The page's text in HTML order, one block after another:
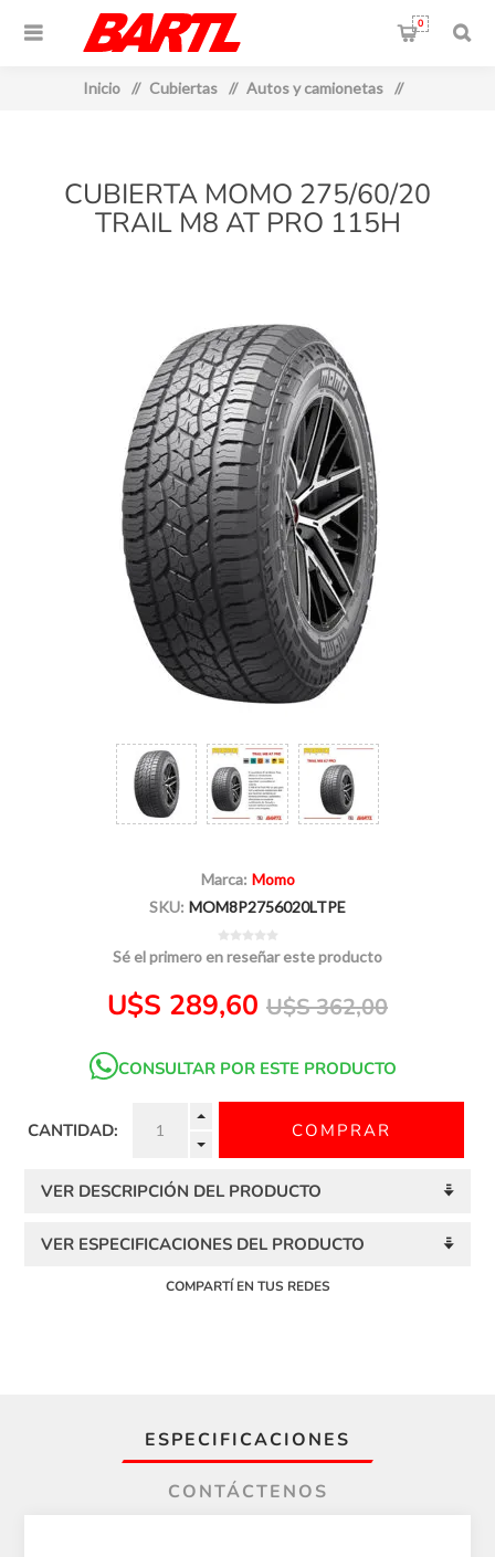
0
Inicio / Cubiertas / Autos y camionetas /
CUBIERTA MOMO 275/60/20
TRAIL M8 AT PRO 115H
Marca: Momo
SKU: MOM8P2756020LTPE
Sé el primero en reseñar este producto
U$S 289,60 U$S 362,00
CONSULTAR POR ESTE PRODUCTO
CANTIDAD:
VER DESCRIPCIÓN DEL PRODUCTO
VER ESPECIFICACIONES DEL PRODUCTO
COMPARTÍ EN TUS REDES
ESPECIFICACIONES
CONTÁCTENOS